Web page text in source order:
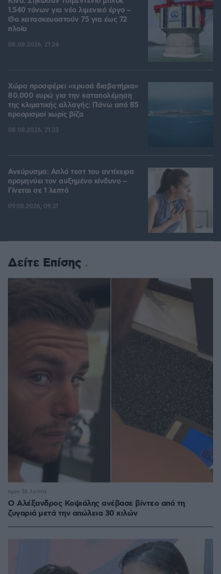
1.540 τόνων για νέο λιμενικό έργο –
Θα κατασκευαστούν 75 για έως 72
πλοία
08.08.2026, 21:24
Χώρα προσφέρει «χρυσά διαβατήρια»
80.000 ευρώ για την καταπολέμηση
της κλιματικής αλλαγής: Πάνω από 85
προορισμοί χωρίς βίζα
08.08.2026, 21:23
Ανεύρυσμα: Απλό τεστ του αντίχειρα
προμηνύει τον αυξημένο κίνδυνο –
Γίνεται σε 1 λεπτό
09.08.2026, 09:31
Δείτε Επίσης
Ο Αλέξανδρος Κοψιάλης ανέβασε βίντεο από τη
ζυγαριά μετά την απώλεια 30 κιλών
πριν 16 λεπτά